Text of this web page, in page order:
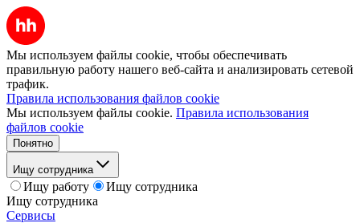
Мы используем файлы cookie, чтобы обеспечивать
правильную работу нашего веб-сайта и анализировать сетевой
трафик.
Правила использования файлов cookie
Мы используем файлы cookie. Правила использования
файлов cookie
Понятно
Ищу сотрудника
Ищу работу
Ищу сотрудника
Ищу сотрудника
Сервисы